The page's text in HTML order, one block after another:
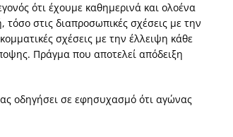
ότι έχουμε καθημερινά και ολοένα
στις διαπροσωπικές σχέσεις με την
σχέσεις με την έλλειψη κάθε
Πράγμα που αποτελεί απόδειξη
οδηγήσει σε εφησυχασμό ότι αγώνας